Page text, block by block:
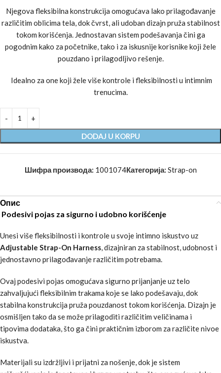
Njegova fleksibilna konstrukcija omogućava lako prilagođavanje
različitim oblicima tela, dok čvrst, ali udoban dizajn pruža stabilnost
tokom korišćenja. Jednostavan sistem podešavanja čini ga
pogodnim kako za početnike, tako i za iskusnije korisnike koji žele
pouzdano i prilagodljivo rešenje.
Idealno za one koji žele više kontrole i fleksibilnosti u intimnim
trenucima.
DODAJ U KORPU
Шифра производа: 1001074Категорија: Strap-on
Опис
Podesivi pojas za sigurno i udobno korišćenje
Unesi više fleksibilnosti i kontrole u svoje intimno iskustvo uz
Adjustable Strap-On Harness, dizajniran za stabilnost, udobnost i
jednostavno prilagođavanje različitim potrebama.
Ovaj podesivi pojas omogućava sigurno prijanjanje uz telo
zahvaljujući fleksibilnim trakama koje se lako podešavaju, dok
stabilna konstrukcija pruža pouzdanost tokom korišćenja. Dizajn je
osmišljen tako da se može prilagoditi različitim veličinama i
tipovima dodataka, što ga čini praktičnim izborom za različite nivoe
iskustva.
Materijali su izdržljivi i prijatni za nošenje, dok je sistem